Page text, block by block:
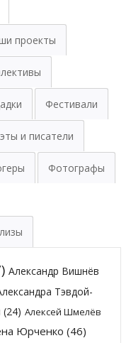
проекты
Фестивали
и писатели
Фотографы
Александр Вишнёв
Тэвдой-
(24) Алексей Шмелёв
Юрченко (46)